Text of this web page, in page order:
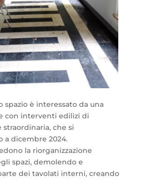
spazio è interessato da una
con interventi edilizi di
che si
a dicembre 2024.
la riorganizzazione
spazi, demolendo e
dei tavolati interni, creando